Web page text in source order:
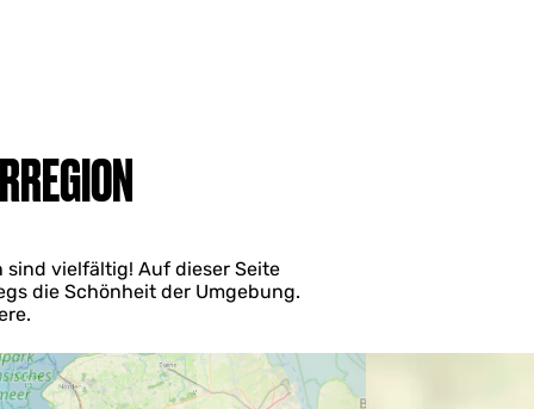
sind vielfältig! Auf dieser Seite
die Schönheit der Umgebung.